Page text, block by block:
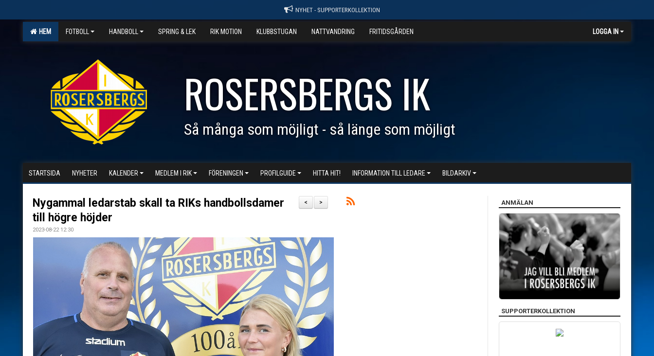
NYHET - SUPPORTERKOLLEKTION
HEM FOTBOLL HANDBOLL SPRING & LEK RIK MOTION KLUBBSTUGAN NATTVANDRING FRITIDSGÅRDEN LOGGA IN
ROSERSBERGS IK
Så många som möjligt - så länge som möjligt
STARTSIDA NYHETER KALENDER MEDLEM I RIK FÖRENINGEN PROFILGUIDE HITTA HIT! INFORMATION TILL LEDARE BILDARKIV
>
<
Nygammal ledarstab skall ta RIKs handbollsdamer
till högre höjder
2023-08-22 12:30
ANMÄLAN
SUPPORTERKOLLEKTION